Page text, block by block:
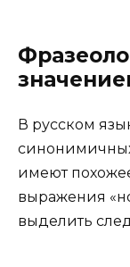
В русском
имеют
выражения
выделить